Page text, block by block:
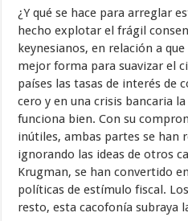
¿Y qué se hace para arreglar
hecho explotar el frágil
keynesianos, en relación a
mejor forma para suavizar el
países las tasas de interés de
cero y en una crisis bancaria
funciona bien. Con su
inútiles, ambas partes se han
ignorando las ideas de otros
Krugman, se han convertido
políticas de estímulo fiscal.
resto, esta cacofonía subraya